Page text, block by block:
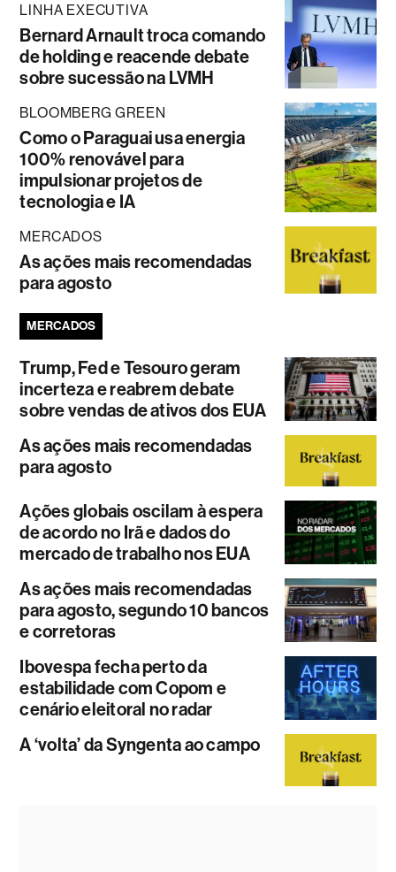
LINHA EXECUTIVA
Bernard Arnault troca comando
de holding e reacende debate
sobre sucessão na LVMH
BLOOMBERG GREEN
Como o Paraguai usa energia
100% renovável para
impulsionar projetos de
tecnologia e IA
MERCADOS
As ações mais recomendadas
para agosto
MERCADOS
Trump, Fed e Tesouro geram
incerteza e reabrem debate
sobre vendas de ativos dos EUA
As ações mais recomendadas
para agosto
Ações globais oscilam à espera
de acordo no Irã e dados do
mercado de trabalho nos EUA
As ações mais recomendadas
para agosto, segundo 10 bancos
e corretoras
Ibovespa fecha perto da
estabilidade com Copom e
cenário eleitoral no radar
A ‘volta’ da Syngenta ao campo